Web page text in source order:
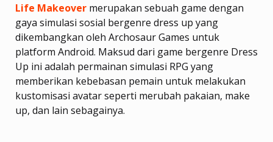
Life Makeover merupakan sebuah game dengan
gaya simulasi sosial bergenre dress up yang
dikembangkan oleh Archosaur Games untuk
platform Android. Maksud dari game bergenre Dress
Up ini adalah permainan simulasi RPG yang
memberikan kebebasan pemain untuk melakukan
kustomisasi avatar seperti merubah pakaian, make
up, dan lain sebagainya.